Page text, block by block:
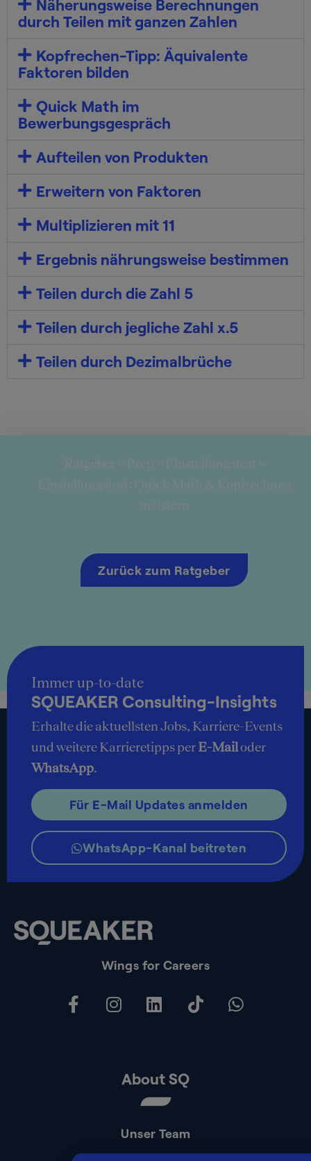
Näherungsweise Berechnungen
durch Teilen mit ganzen Zahlen
Kopfrechen-Tipp: Äquivalente
Faktoren bilden
Quick Math im
Bewerbungsgespräch
Aufteilen von Produkten
Erweitern von Faktoren
Multiplizieren mit 11
Ergebnis nährungsweise bestimmen
Teilen durch die Zahl 5
Teilen durch jegliche Zahl x.5
Teilen durch Dezimalbrüche
Ratgeber » Prep » Einstellungstest »
Einstellungstest: Quick Math & Kopfrechnen
meistern
Zurück zum Ratgeber
Wings for Careers
About SQ
Unser Team
Immer up-to-date
SQUEAKER Consulting-Insights
Erhalte die aktuellsten Jobs, Karriere-Events
und weitere Karrieretipps perE-Mailoder
WhatsApp.
Für E-Mail Updates anmelden
WhatsApp-Kanal beitreten